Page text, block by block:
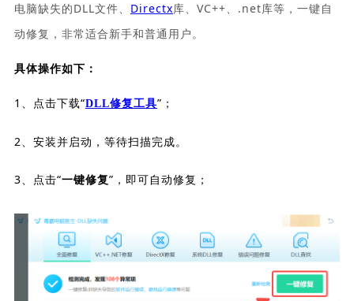
电脑缺失的DLL文件、 Directx库、VC++、.net库等，一键自
动修复，非常适合新手和普通用户。
具体操作如下：
1、点击下载“DLL修复工具”；
2、安装并启动，等待扫描完成。
3、点击“一键修复”，即可自动修复；